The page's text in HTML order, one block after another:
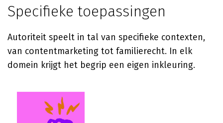
Specifieke toepassingen
Autoriteit speelt in tal van specifieke contexten,
van contentmarketing tot familierecht. In elk
domein krijgt het begrip een eigen inkleuring.